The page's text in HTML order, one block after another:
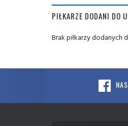
PIŁKARZE DODANI DO
Brak piłkarzy dodanych